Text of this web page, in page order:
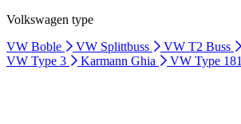
Volkswagen type
VW Boble
VW Splittbuss VW T2 Buss
VW Type 3
Karmann Ghia VW Type 181